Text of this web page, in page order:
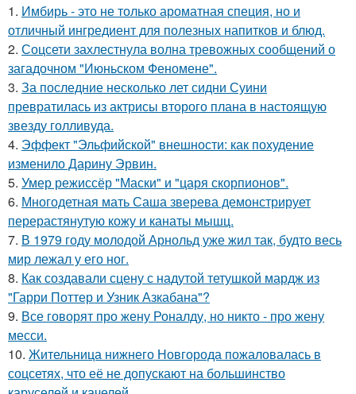
1. Имбирь - это не только ароматная специя, но и
отличный ингредиент для полезных напитков и блюд.
2. Соцсети захлестнула волна тревожных сообщений о
загадочном "Июньском Феномене".
3. За последние несколько лет сидни Суини
превратилась из актрисы второго плана в настоящую
звезду голливуда.
4. Эффект "Эльфийской" внешности: как похудение
изменило Дарину Эрвин.
5. Умер режиссёр "Маски" и "царя скорпионов".
6. Многодетная мать Саша зверева демонстрирует
перерастянутую кожу и канаты мышц.
7. В 1979 году молодой Арнольд уже жил так, будто весь
мир лежал у его ног.
8. Как создавали сцену с надутой тетушкой мардж из
"Гарри Поттер и Узник Азкабана"?
9. Все говорят про жену Роналду, но никто - про жену
месси.
10. Жительница нижнего Новгорода пожаловалась в
соцсетях, что её не допускают на большинство